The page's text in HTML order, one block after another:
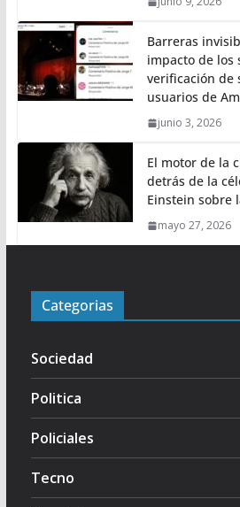
Barreras
impacto de los
verificación de
usuarios de
junio 3, 2026
El motor de la
detrás de la
Einstein sobre
mayo 27, 2026
Categorias
Sociedad
Politica
Policiales
Tecno